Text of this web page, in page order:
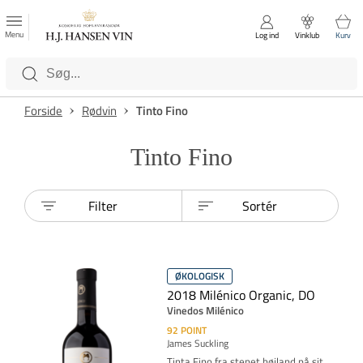
Luk
Kategorier
Menu Log ind Vinklub Kurv
Forside Rødvin Tinto Fino
Tinto Fino
Filter Sortér
ØKOLOGISK
2018 Milénico Organic, DO
Vinedos Milénico
92 POINT
James Suckling